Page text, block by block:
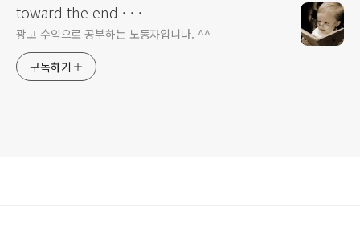
toward the end · · ·
광고 수익으로 공부하는 노동자입니다. ^^
구독하기